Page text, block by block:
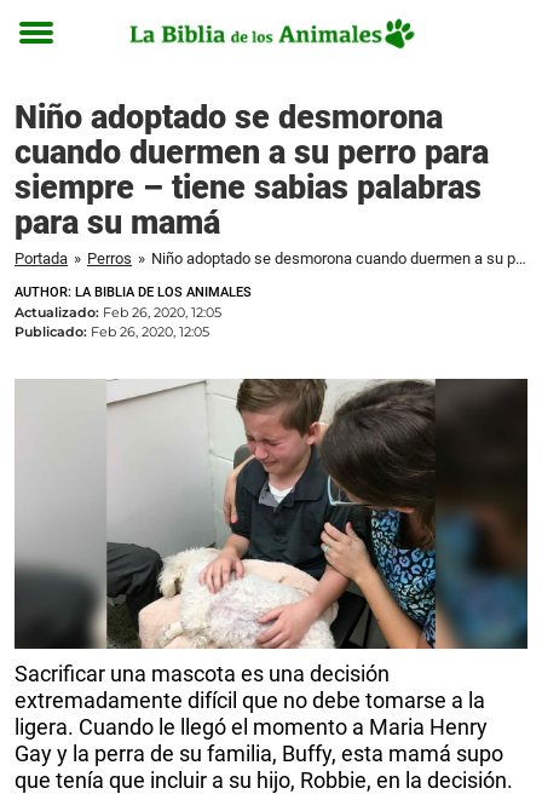
Toggle
Niño adoptado se desmorona
cuando duermen a su perro para
siempre – tiene sabias palabras
para su mamá
Portada » Perros » Niño adoptado se desmorona cuando duermen a su perro para siempre – tiene sabias palabras para su mamá
AUTHOR: LA BIBLIA DE LOS ANIMALES
Actualizado: Feb 26, 2020, 12:05
Publicado: Feb 26, 2020, 12:05
Sacrificar una mascota es una decisión
extremadamente difícil que no debe tomarse a la
ligera. Cuando le llegó el momento a Maria Henry
Gay y la perra de su familia, Buffy, esta mamá supo
que tenía que incluir a su hijo, Robbie, en la decisión.